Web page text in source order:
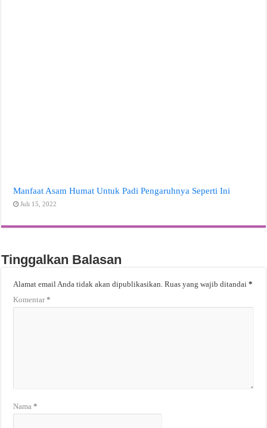
Manfaat Asam Humat Untuk Padi Pengaruhnya Seperti Ini
Juli 15, 2022
Tinggalkan Balasan
Alamat email Anda tidak akan dipublikasikan. Ruas yang wajib ditandai*
Komentar*
Nama*